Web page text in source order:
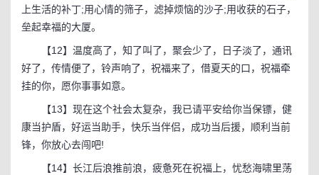
上生活的补丁;用心情的筛子，滤掉烦恼的沙子;用收获的石子，
垒起幸福的大厦。
【12】温度高了，知了叫了，聚会少了，日子淡了，通讯
好了，传情便了，铃声响了，祝福来了，借夏天的口，祝福牵
挂的你，愿你事事如意。
【13】现在这个社会太复杂，我已请平安给你当保镖，健
康当护盾，好运当助手，快乐当伴侣，成功当后援，顺利当前
锋，你放心去闯吧!
【14】长江后浪推前浪，疲惫死在祝福上，忧愁海啸里荡